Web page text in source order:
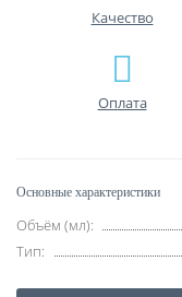
Качество
Оплата
Основные характеристики
Объём (мл):
Тип: